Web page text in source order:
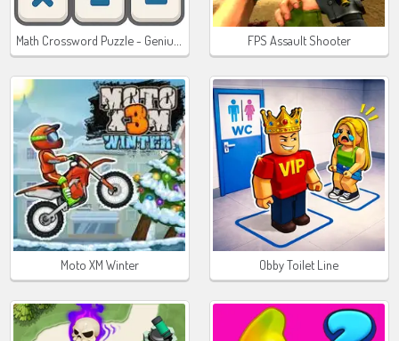
FPS Assault Shooter
Moto XM Winter Obby Toilet Line